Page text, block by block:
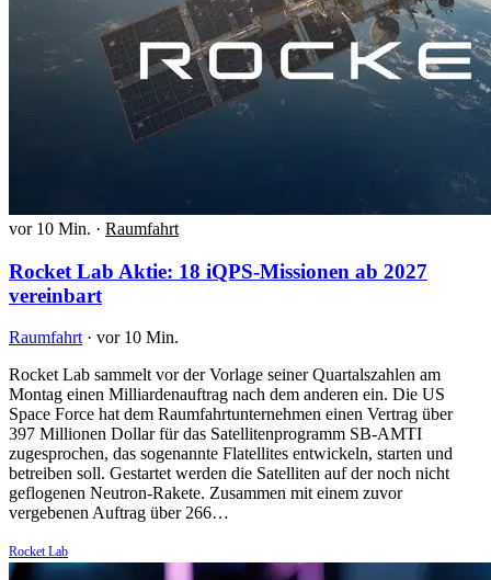
vor 10 Min. · Raumfahrt
Rocket Lab Aktie: 18 iQPS-Missionen ab 2027
vereinbart
Raumfahrt · vor 10 Min.
Rocket Lab sammelt vor der Vorlage seiner Quartalszahlen am
Montag einen Milliardenauftrag nach dem anderen ein. Die US
Space Force hat dem Raumfahrtunternehmen einen Vertrag über
397 Millionen Dollar für das Satellitenprogramm SB-AMTI
zugesprochen, das sogenannte Flatellites entwickeln, starten und
betreiben soll. Gestartet werden die Satelliten auf der noch nicht
geflogenen Neutron-Rakete. Zusammen mit einem zuvor
vergebenen Auftrag über 266…
Rocket Lab